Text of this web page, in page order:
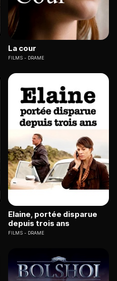
La cour
FILMS DRAME
Elaine, portée disparue
depuis trois ans
FILMS DRAME